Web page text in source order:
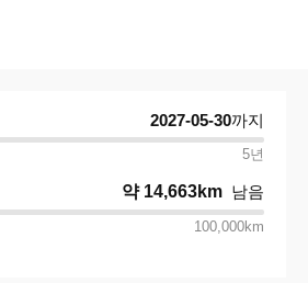
2027-05-30까지
5년
약 14,663km 남음
100,000km